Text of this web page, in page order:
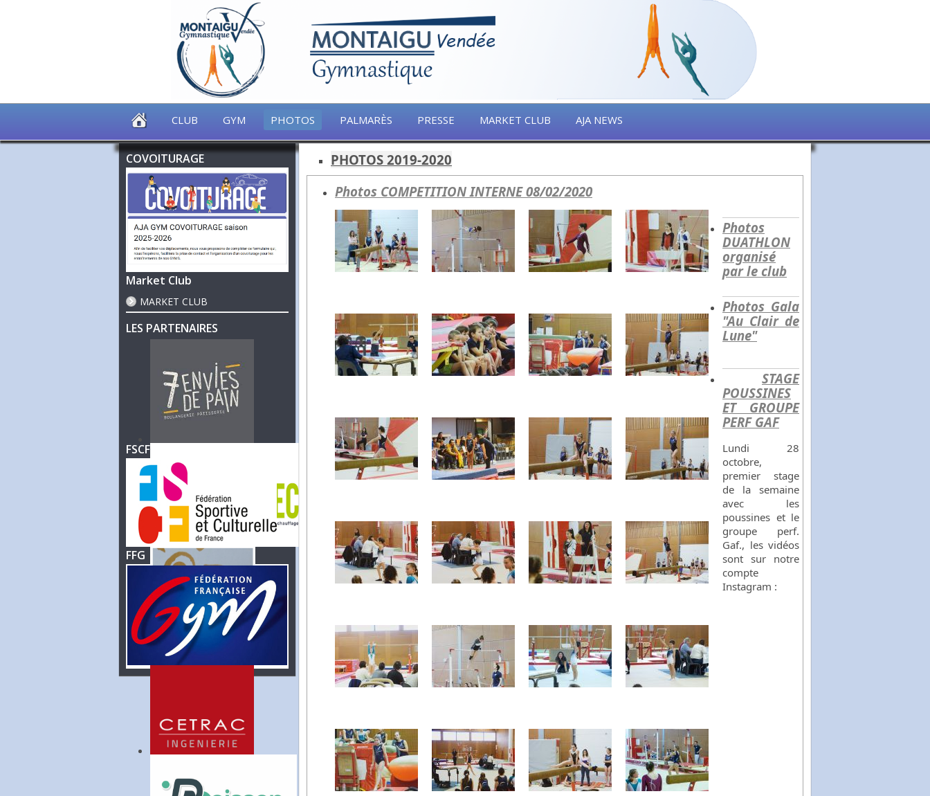
CLUB GYM PHOTOS PALMARÈS PRESSE MARKET CLUB AJA NEWS
COVOITURAGE
Market Club
MARKET CLUB
LES PARTENAIRES
FSCF
FFG
PHOTOS 2019-2020
Photos COMPETITION INTERNE 08/02/2020
Photos
DUATHLON
organisé
par le club
Photos Gala
"Au Clair de
Lune"
STAGE
POUSSINES
ET GROUPE
PERF GAF
Lundi 28
octobre,
premier stage
de la semaine
avec les
poussines et le
groupe perf.
Gaf., les vidéos
sont sur notre
compte
Instagram :